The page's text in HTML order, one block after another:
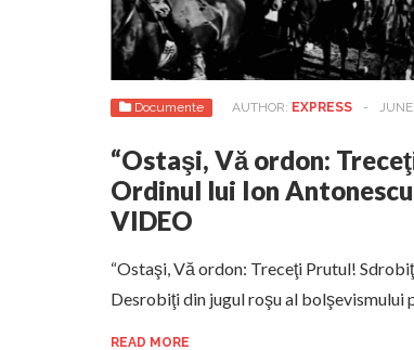
Documente AUTHOR: EXPRESS -
“Ostaşi, Vă ordon:
Ordinul lui Ion
VIDEO
“Ostaşi, Vă ordon: Treceţi Prutul!
Desrobiţi din jugul roşu al bolşevismului
READ MORE